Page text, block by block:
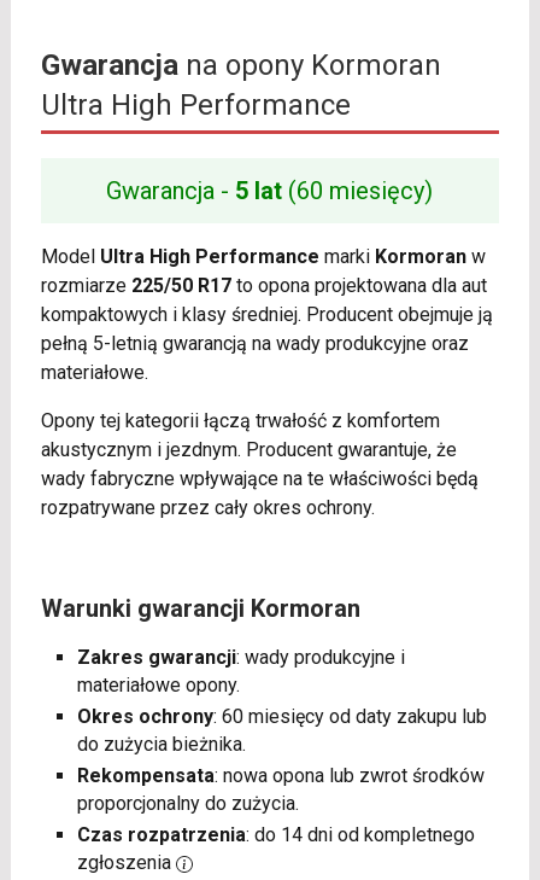
Gwarancjana opony Kormoran
Ultra High Performance
Gwarancja - 5 lat (60 miesięcy)
Model Ultra High Performance marki Kormoranw
rozmiarze 225/50 R17to opona projektowana dla aut
kompaktowych i klasy średniej. Producent obejmuje ją
pełną 5-letnią gwarancją na wady produkcyjne oraz
materiałowe.
Opony tej kategorii łączą trwałość z komfortem
akustycznym i jezdnym. Producent gwarantuje, że
wady fabryczne wpływające na te właściwości będą
rozpatrywane przez cały okres ochrony.
Warunki gwarancji Kormoran
Zakres gwarancji: wady produkcyjne i
materiałowe opony.
Okres ochrony: 60 miesięcy od daty zakupu lub
do zużycia bieżnika.
Rekompensata: nowa opona lub zwrot środków
proporcjonalny do zużycia.
Czas rozpatrzenia: do 14 dni od kompletnego
zgłoszenia